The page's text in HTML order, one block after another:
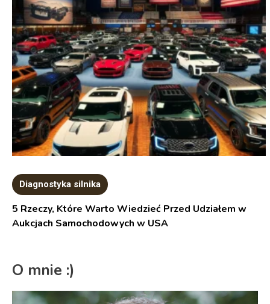
Diagnostyka silnika
5 Rzeczy, Które Warto Wiedzieć Przed Udziałem w
Aukcjach Samochodowych w USA
O mnie :)